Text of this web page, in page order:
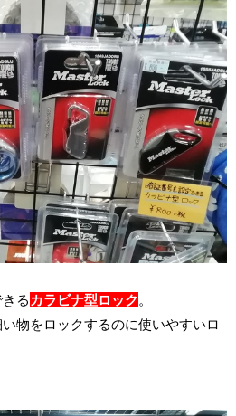
る カラビナ型ロック 。
物をロックするのに使いやすいロ